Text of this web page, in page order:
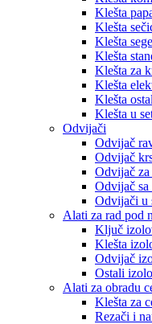
Klešta
Klešta
Klešta
Klešta
Klešta za
Klešta
Klešta
Klešta u
Odvijači
Odvijač
Odvijač
Odvijač
Odvijač
Odvijači u
Alati za rad pod
Ključ
Klešta
Odvijač
Ostali
Alati za obradu
Klešta za
Rezači i